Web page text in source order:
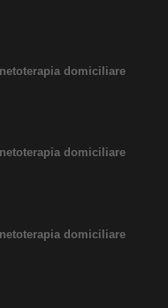
domiciliare
domiciliare
domiciliare